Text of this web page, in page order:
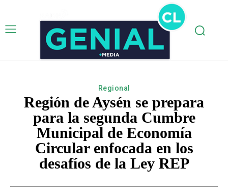
Regional
Región de Aysén se prepara
para la segunda Cumbre
Municipal de Economía
Circular enfocada en los
desafíos de la Ley REP